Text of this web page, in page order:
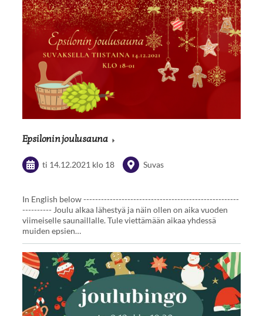
Epsilonin joulusauna
ti 14.12.2021 klo 18 Suvas
In English below -----------------------------------------------------
---------- Joulu alkaa lähestyä ja näin ollen on aika vuoden
viimeiselle saunaillalle. Tule viettämään aikaa yhdessä
muiden epsien…